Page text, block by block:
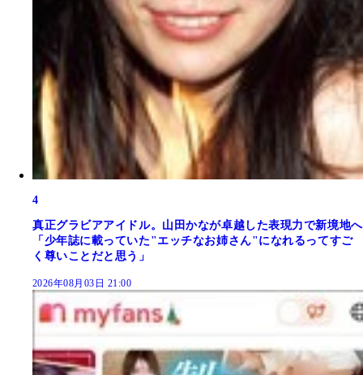
4
真正グラビアアイドル。山田かなが卓越した表現力で新境地へ
「少年誌に載っていた"エッチなお姉さん"になれるってすご
く尊いことだと思う」
2026年08月03日 21:00